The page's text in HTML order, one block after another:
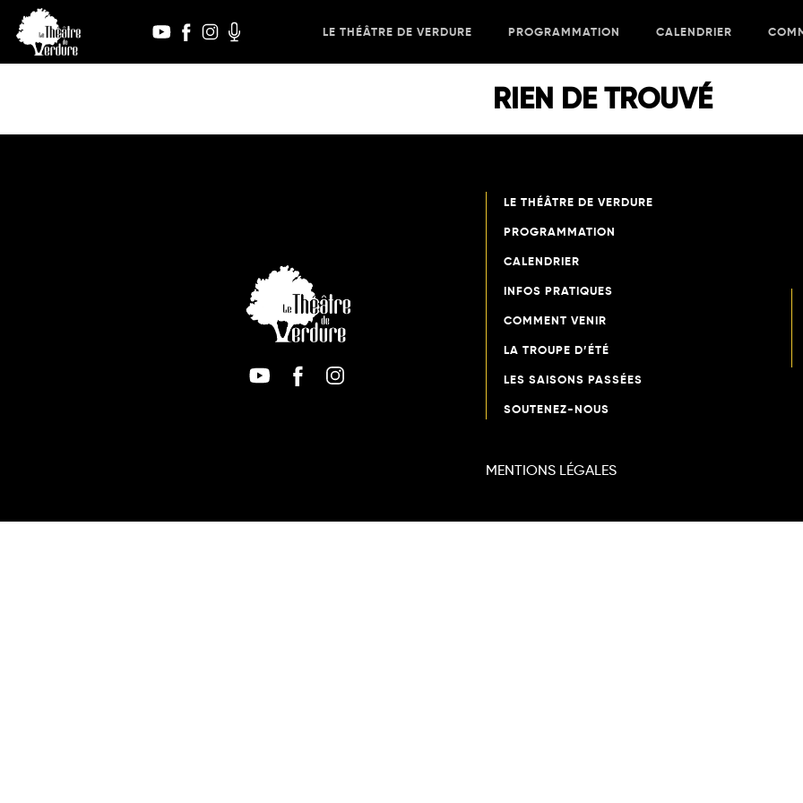
contenu
LE THÉÂTRE DE VERDURE PROGRAMMATION CALENDRIER
RIEN DE TROUVÉ
LE THÉÂTRE DE VERDURE
PROGRAMMATION
CALENDRIER
INFOS PRATIQUES
COMMENT VENIR
LA TROUPE D’ÉTÉ
LES SAISONS PASSÉES
SOUTENEZ-NOUS
MENTIONS LÉGALES